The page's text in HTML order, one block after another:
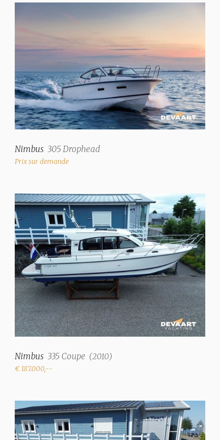
Couleur de plate-forme
Matériel de pont
Poids
6.900 kg
Direction
Volant
Emplacement poste de pilotage
Inside
✓
Intérieur
Salon
✓
Nombre de cabines
2
Nb. de couchettes
4
Teakhout afwerking,
blauwe stoffering
450 litre
Réservoir eaux noires
75 Litre
Nimbus 305 Drophead
Prix sur demande
Nimbus 335 Coupe (2010)
€ 187.000,--